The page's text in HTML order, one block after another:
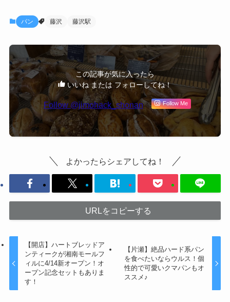
パン 藤沢 藤沢駅
この記事が気に入ったら
いいね または フォローしてね！
Follow @jimohack_shonan Follow Me
よかったらシェアしてね！
URLをコピーする
【開店】ハートブレッドア
ンティークが湘南モールフ
ィルに4/14新オープン！オ
ープン記念セットもありま
す！
【片瀬】絶品ハード系パン
を食べたいならウルス！個
性的で可愛いクマパンもオ
ススメ♪